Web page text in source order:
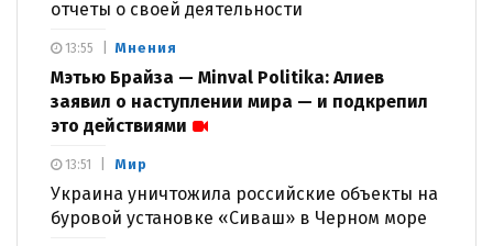
отчеты о своей деятельности
Мнения
Мэтью Брайза — Minval Politika: Алиев
заявил о наступлении мира — и подкрепил
это действиями
13:55
Мир
Украина уничтожила российские объекты на
буровой установке «Сиваш» в Черном море
13:51